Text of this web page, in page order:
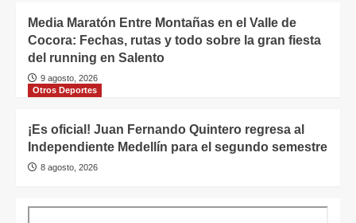
Media Maratón Entre Montañas en el Valle de
Cocora: Fechas, rutas y todo sobre la gran fiesta
del running en Salento
9 agosto, 2026
Otros Deportes
¡Es oficial! Juan Fernando Quintero regresa al
Independiente Medellín para el segundo semestre
8 agosto, 2026